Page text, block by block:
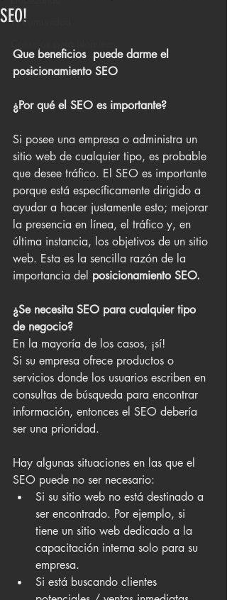
Tu comunidad
SEO!
Que beneficios  puede darme el
posicionamiento SEO
¿Por qué el SEO es importante?
Si posee una empresa o administra un
sitio web de cualquier tipo, es probable
que desee tráfico. El SEO es importante
porque está específicamente dirigido a
ayudar a hacer justamente esto; mejorar
la presencia en línea, el tráfico y, en
última instancia, los objetivos de un sitio
web. Esta es la sencilla razón de la
importancia del posicionamiento SEO.
¿Se necesita SEO para cualquier tipo
de negocio?
En la mayoría de los casos, ¡sí!
Si su empresa ofrece productos o
servicios donde los usuarios escriben en
consultas de búsqueda para encontrar
información, entonces el SEO debería
ser una prioridad.
Hay algunas situaciones en las que el
SEO puede no ser necesario:
Si su sitio web no está destinado a
ser encontrado. Por ejemplo, si
tiene un sitio web dedicado a la
capacitación interna solo para su
empresa.
Si está buscando clientes